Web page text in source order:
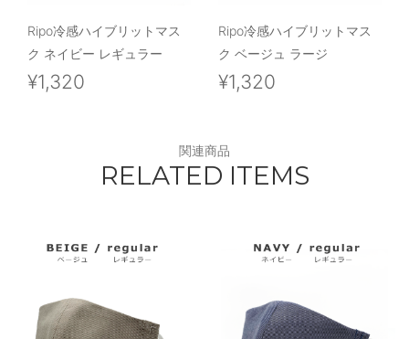
Ripo冷感ハイブリットマス
ク ネイビー レギュラー
¥1,320
Ripo冷感ハイブリットマス
ク ベージュ ラージ
¥1,320
関連商品
RELATED ITEMS